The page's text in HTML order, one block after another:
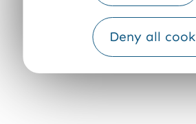
Deny all